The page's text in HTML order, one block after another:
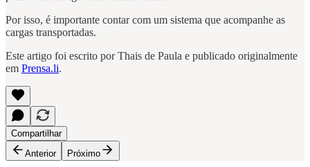
Por isso, é importante contar com um sistema que acompanhe as
cargas transportadas.
Este artigo foi escrito por Thais de Paula e publicado originalmente
em Prensa.li.
Compartilhar
Anterior
Próximo